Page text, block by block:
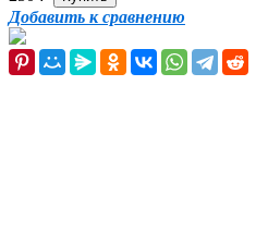
Добавить к сравнению